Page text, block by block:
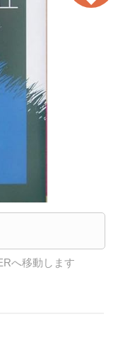
へ移動します